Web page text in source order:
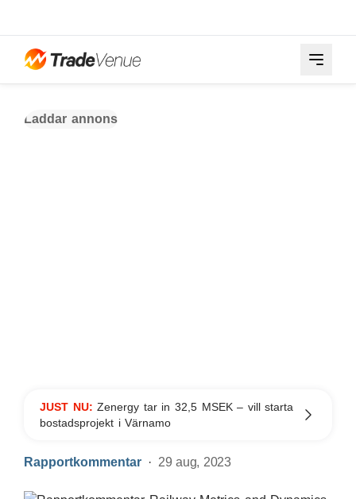
Laddar annons
JUST NU:Zenergy tar in 32,5 MSEK – vill starta
bostadsprojekt i Värnamo
Rapportkommentar 29 aug, 2023